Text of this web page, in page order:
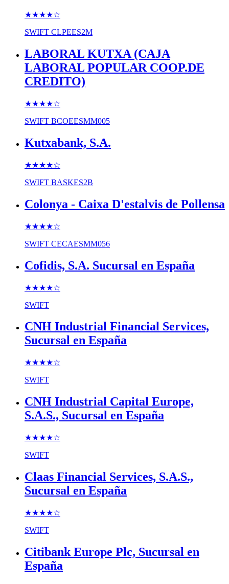
★★★★☆
SWIFT CLPEES2M
LABORAL KUTXA (CAJA
LABORAL POPULAR COOP.DE
CREDITO)
★★★★☆
SWIFT BCOEESMM005
Kutxabank, S.A.
★★★★☆
SWIFT BASKES2B
Colonya - Caixa D'estalvis de Pollensa
★★★★☆
SWIFT CECAESMM056
Cofidis, S.A. Sucursal en España
★★★★☆
SWIFT
CNH Industrial Financial Services,
Sucursal en España
★★★★☆
SWIFT
CNH Industrial Capital Europe,
S.A.S., Sucursal en España
★★★★☆
SWIFT
Claas Financial Services, S.A.S.,
Sucursal en España
★★★★☆
SWIFT
Citibank Europe Plc, Sucursal en
España